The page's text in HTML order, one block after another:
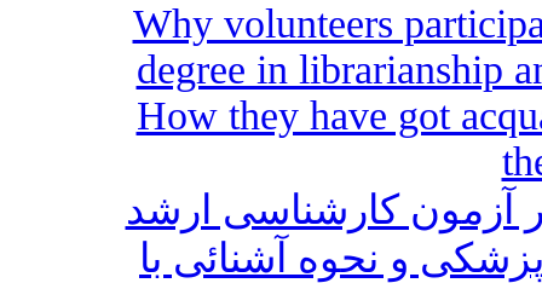
Why volunteers
degree in librarianship
How they have got
آزمون کارشناسی ارشد
و نحوه آشنائی با